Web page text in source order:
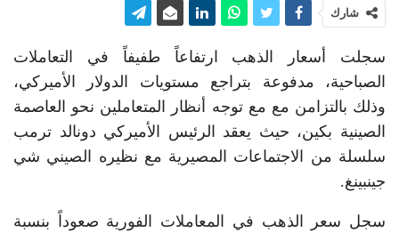
شارك
سجلت أسعار الذهب ارتفاعاً طفيفاً في التعاملات
الصباحية، مدفوعة بتراجع مستويات الدولار الأميركي،
وذلك بالتزامن مع مع توجه أنظار المتعاملين نحو العاصمة
الصينية بكين، حيث يعقد الرئيس الأميركي دونالد ترمب
سلسلة من الاجتماعات المصيرية مع نظيره الصيني شي
جينبينغ.
سجل سعر الذهب في المعاملات الفورية صعوداً بنسبة